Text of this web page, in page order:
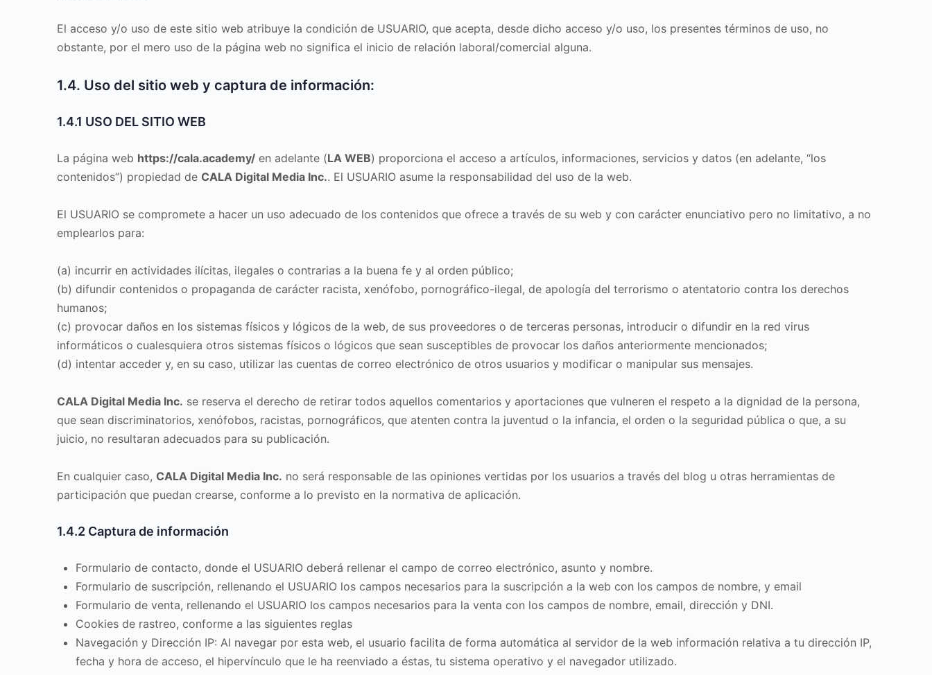
El acceso y/o uso de este sitio web atribuye la condición de USUARIO, que acepta, desde dicho acceso y/o uso, los presentes términos de uso, no
obstante, por el mero uso de la página web no significa el inicio de relación laboral/comercial alguna.
1.4. Uso del sitio web y captura de información:
1.4.1 USO DEL SITIO WEB
La página web https://cala.academy/ en adelante (LA WEB) proporciona el acceso a artículos, informaciones, servicios y datos (en adelante, “los
contenidos”) propiedad de CALA Digital Media Inc.. El USUARIO asume la responsabilidad del uso de la web.
El USUARIO se compromete a hacer un uso adecuado de los contenidos que ofrece a través de su web y con carácter enunciativo pero no limitativo, a no
emplearlos para:
(a) incurrir en actividades ilícitas, ilegales o contrarias a la buena fe y al orden público;
(b) difundir contenidos o propaganda de carácter racista, xenófobo, pornográfico-ilegal, de apología del terrorismo o atentatorio contra los derechos
humanos;
(c) provocar daños en los sistemas físicos y lógicos de la web, de sus proveedores o de terceras personas, introducir o difundir en la red virus
informáticos o cualesquiera otros sistemas físicos o lógicos que sean susceptibles de provocar los daños anteriormente mencionados;
(d) intentar acceder y, en su caso, utilizar las cuentas de correo electrónico de otros usuarios y modificar o manipular sus mensajes.
CALA Digital Media Inc. se reserva el derecho de retirar todos aquellos comentarios y aportaciones que vulneren el respeto a la dignidad de la persona,
que sean discriminatorios, xenófobos, racistas, pornográficos, que atenten contra la juventud o la infancia, el orden o la seguridad pública o que, a su
juicio, no resultaran adecuados para su publicación.
En cualquier caso, CALA Digital Media Inc. no será responsable de las opiniones vertidas por los usuarios a través del blog u otras herramientas de
participación que puedan crearse, conforme a lo previsto en la normativa de aplicación.
1.4.2 Captura de información
Formulario de contacto, donde el USUARIO deberá rellenar el campo de correo electrónico, asunto y nombre.
Formulario de suscripción, rellenando el USUARIO los campos necesarios para la suscripción a la web con los campos de nombre, y email
Formulario de venta, rellenando el USUARIO los campos necesarios para la venta con los campos de nombre, email, dirección y DNI.
Cookies de rastreo, conforme a las siguientes reglas
Navegación y Dirección IP: Al navegar por esta web, el usuario facilita de forma automática al servidor de la web información relativa a tu dirección IP,
fecha y hora de acceso, el hipervínculo que le ha reenviado a éstas, tu sistema operativo y el navegador utilizado.